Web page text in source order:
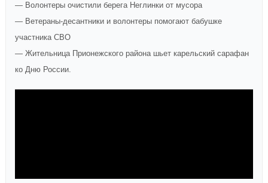
— Волонтеры очистили берега Неглинки от мусора
— Ветераны-десантники и волонтеры помогают бабушке
участника СВО
— Жительница Прионежского района шьет карельский сарафан
ко Дню России.